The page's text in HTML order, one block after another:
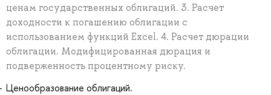
ценам государственных облигаций. 3. Расчет
доходности к погашению облигации с
использованием функций Excel. 4. Расчет дюрации
облигации. Модифицированная дюрация и
подверженность процентному риску.
Ценообразование облигаций.